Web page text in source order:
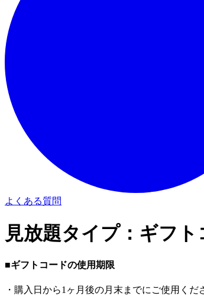
よくある質問
見放題タイプ：ギフ
■ギフトコードの使用期限
・購入日から1ヶ月後の月末までにご使用くだ